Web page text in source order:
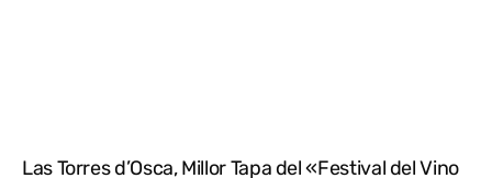
Las Torres d’Osca, Millor Tapa del «Festival del Vino